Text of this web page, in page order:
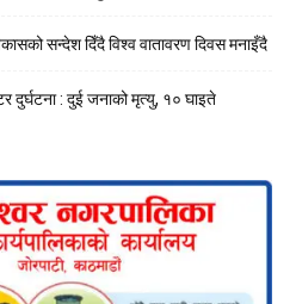
सन्देश दिँदै विश्व वातावरण दिवस मनाइँदै
दुर्घटना : दुई जनाको मृत्यु, १० घाइते